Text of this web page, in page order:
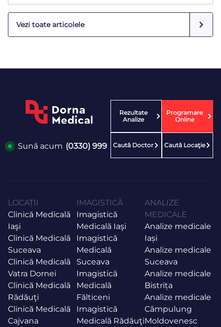
Vezi toate articolele
Sună acum (0330) 999
Rezultate
Analize
Programare
Online
Caută Doctor Caută Locaţie
LOCAȚII
Clinică Medicală
Iaşi
Clinică Medicală
Suceava
Clinică Medicală
Vatra Dornei
Clinică Medicală
Rădăuţi
Clinică Medicală
Cajvana
IMAGISTICĂ
Imagistică
Medicală Iaşi
Imagistică
Medicală
Suceava
Imagistică
Medicală
Fălticeni
Imagistică
Medicală Rădăuţi
ANALIZE
MEDICALE
Analize medicale
Iași
Analize medicale
Suceava
Analize medicale
Bistrița
Analize medicale
Câmpulung
Moldovenesc